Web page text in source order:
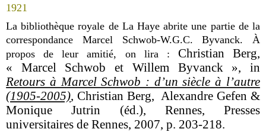
1921
La bibliothèque royale de La Haye abrite une partie de la
correspondance Marcel Schwob-W.G.C. Byvanck. À
propos de leur amitié, on lira : Christian Berg,
« Marcel Schwob et Willem Byvanck », in
Retours à Marcel Schwob : d’un siècle à l’autre
(1905-2005), Christian Berg, Alexandre Gefen &
Monique Jutrin (éd.), Rennes, Presses
universitaires de Rennes, 2007, p. 203-218.